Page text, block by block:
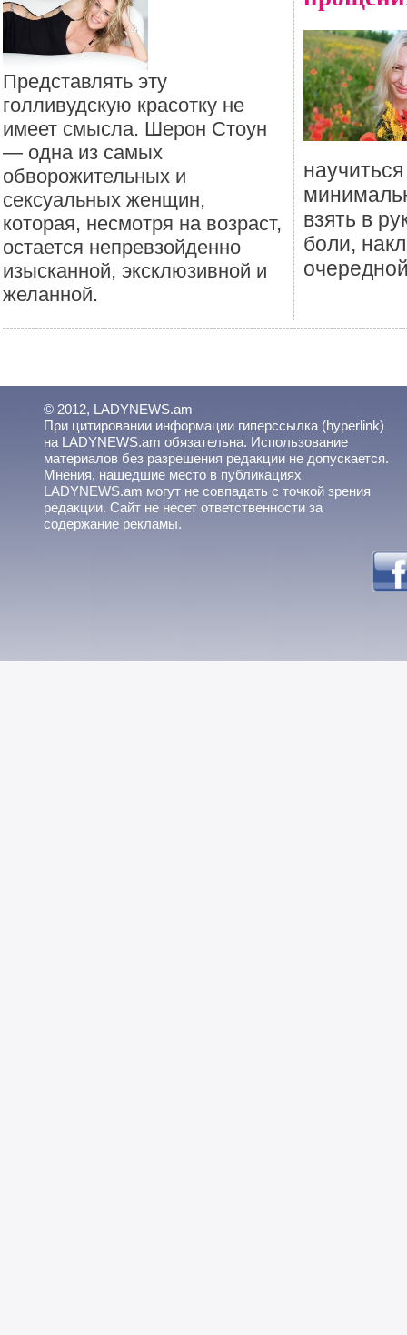
Представлять эту
голливудскую красотку не
имеет смысла. Шерон Стоун
— одна из самых
обворожительных и
сексуальных женщин,
которая, несмотря на возраст,
остается непревзойденно
изысканной, эксклюзивной и
желанной.
взять в
боли,
© 2012, LADYNEWS.am
При цитировании информации гиперссылка (hyperlink)
на LADYNEWS.am обязательна. Использование
материалов без разрешения редакции не допускается.
Мнения, нашедшие место в публикациях
LADYNEWS.am могут не совпадать с точкой зрения
редакции. Сайт не несет ответственности за
содержание рекламы.